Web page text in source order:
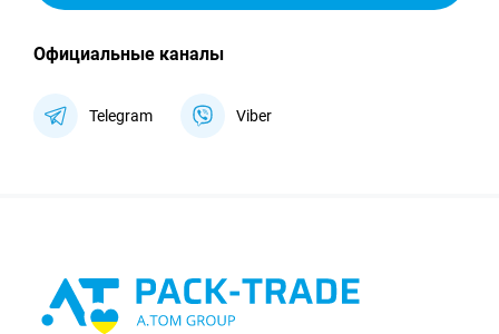
Официальные каналы
Telegram Viber